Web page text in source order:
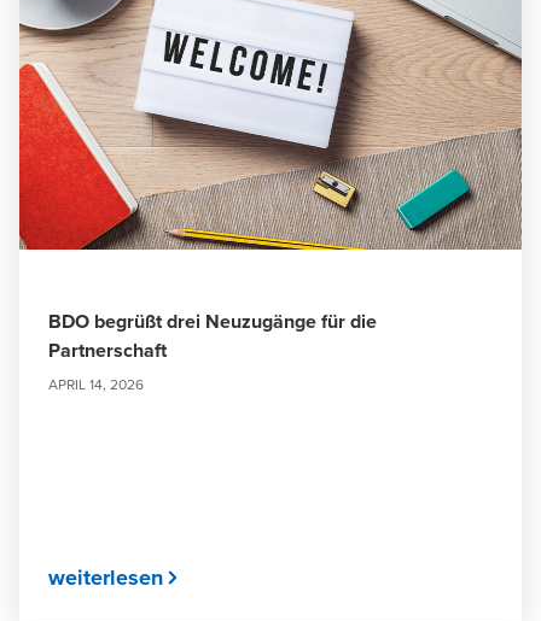
BDO begrüßt drei Neuzugänge für die
Partnerschaft
APRIL 14, 2026
weiterlesen